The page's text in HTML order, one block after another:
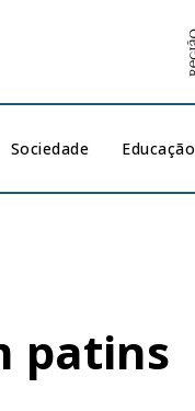
Sociedade Educação
patins